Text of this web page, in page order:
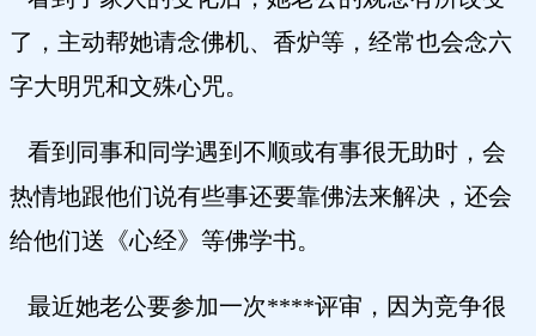
了，主动帮她请念佛机、香炉等，经常也会念六
字大明咒和文殊心咒。
看到同事和同学遇到不顺或有事很无助时，会
热情地跟他们说有些事还要靠佛法来解决，还会
给他们送《心经》等佛学书。
最近她老公要参加一次****评审，因为竞争很